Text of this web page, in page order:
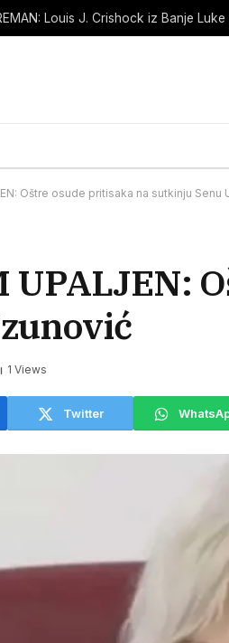
Oštre osude pritisaka na sutkinju Senu
UPALJEN:
1 Views
Twitter